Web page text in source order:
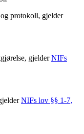
protokoll, gjelder
gjelderNIFs
NIFs lov §§ 1-7,